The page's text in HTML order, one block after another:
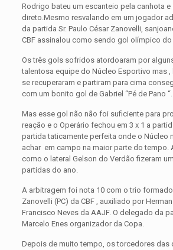
Rodrigo bateu um escanteio pela canhota e
direto.Mesmo resvalando em um jogador
da partida Sr. Paulo César Zanovelli,
CBF assinalou como sendo gol olímpico
Os três gols sofridos atordoaram por
talentosa equipe do Núcleo Esportivo mas
se recuperaram e partiram para cima
com um bonito gol de Gabriel “Pé de Pano “.
Mas esse gol não não foi suficiente para
reação e o Operário fechou em 3 x 1 a
partida taticamente perfeita onde o Núcleo
achar em campo na maior parte do tempo.
como o lateral Gelson do Verdão fizeram
partidas do ano.
A arbitragem foi nota 10 com o trio
Zanovelli (PC) da CBF , auxiliado por
Francisco Neves da AAJF. O delegado da
Marcelo Enes organizador da Copa.
Depois de muito tempo, os torcedores das